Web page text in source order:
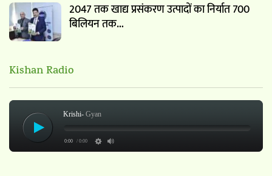
2047 तक खाद्य प्रसंकरण उत्पादों का निर्यात 700
बिलियन तक…
Kishan Radio
Krishi- Gyan
0:00 / 0:00